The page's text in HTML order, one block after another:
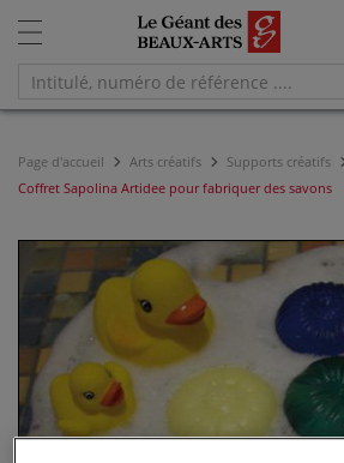
Page d'accueil Arts créatifs Supports créatifs
Coffret Sapolina Artidee pour fabriquer des savons